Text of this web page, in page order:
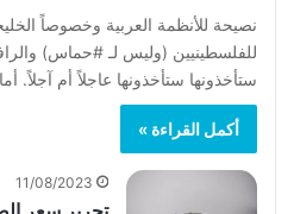
نصيحة للأنظمة العربية وخصوصاً
للفلسطينيين (وليس لـ #حماس)
ستأخذونها ستأخذونها عاجلاً أم آجلاً.
أكمل القراءة »
11/08/2023